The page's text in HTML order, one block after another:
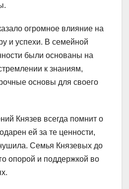
огромное влияние на
и успехи. В семейной
были основаны на
к знаниям,
основы для своего
Князев всегда помнит о
ей за те ценности,
Семья Князевых до
опорой и поддержкой во